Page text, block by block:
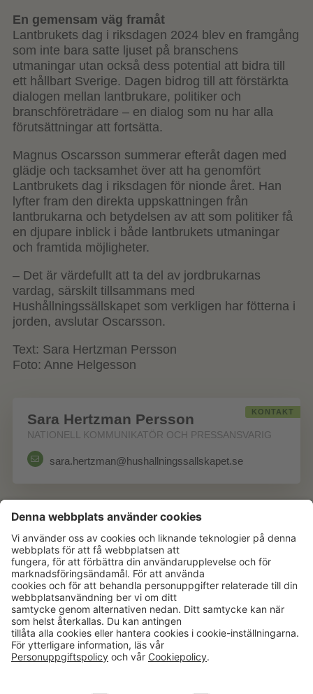
En gemensam väg framåt
Lantbrukets dag i riksdagen 2024 blev en framgång
som inte bara satte ljuset på branschens
utmaningar utan också dess potential att bidra till
ett hållbart Sverige. Dagen bidrog till att förstärkta
dialogen mellan lantbrukare, politiker och
branschföreträdare – en dialog som nu har alla
förutsättningar att fortsätta.
Magnus Oscarsson summerar efteråt dagen med
glädje och tacksamhet över att ha genomfört
Lantbrukets dag i riksdagen för nionde året. Han
lyfter fram den direkta uppskattningen från
lantbrukarna och betydelsen av att som politiker få
en djupare inblick i både lantbrukets utmaningar
och framtida möjligheter.
– Det är värdefullt att ta del av jordbrukarnas
vardag, särskilt tillsammans med
Hushållningssällskapet som verkligen har fötterna i
jorden, avslutar Oscarsson.
Text: Sara Hertzman Persson
Foto: Anne Helgesson
KONTAKT
Sara Hertzman Persson
NATIONELL KOMMUNIKATÖR OCH PRESSANSVARIG
sara.hertzman@hushallningssallskapet.se